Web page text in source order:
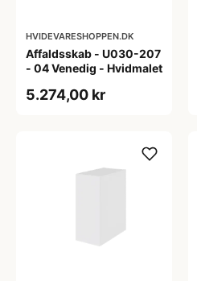
HVIDEVARESHOPPEN.DK
Affaldsskab - U030-207
- 04 Venedig - Hvidmalet
5.274,00 kr